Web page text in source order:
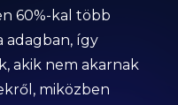
60%-kal több
adagban, így
akik nem akarnak
miközben